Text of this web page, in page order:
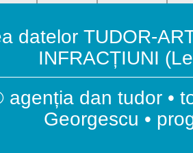
datelor TUDOR-
INFRACȚIUNI
agenția dan tudor •
Georgescu •